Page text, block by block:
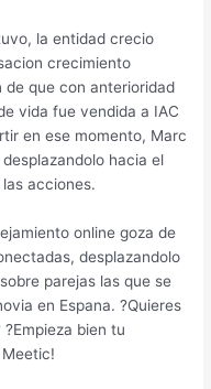
la entidad crecio
crecimiento
de que con anterioridad
vida fue vendida a IAC
en ese momento, Marc
hacia el
acciones.
online goza de
desplazandolo
parejas las que se
en Espana. ?Quieres
bien tu